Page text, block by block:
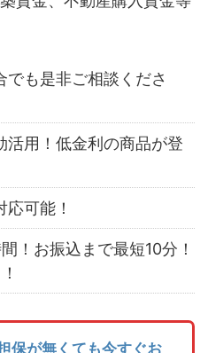
も是非ご相談くださ
活用！低金利の商品が登
可能！
！お振込まで最短10分！
保が無くても今すぐお